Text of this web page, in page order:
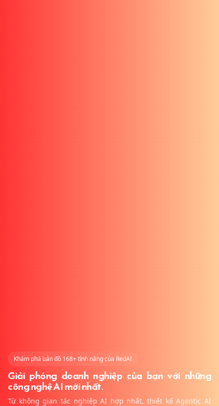
Khám phá bản đồ 168+ tính năng của RedAI
Giải phóng doanh nghiệp của bạn với những
công nghệ AI mới nhất.
Từ không gian tác nghiệp AI hợp nhất, thiết kế Agentic AI